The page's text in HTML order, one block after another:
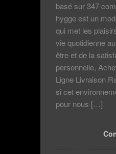
basé sur 347
hygge est un
qui met les
vie quotidienne
être et de la
personnelle,
Ligne Livraison
si cet
pour nous […]